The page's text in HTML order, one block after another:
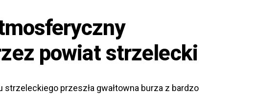
powiat strzelecki
przeszła gwałtowna burza z bardzo